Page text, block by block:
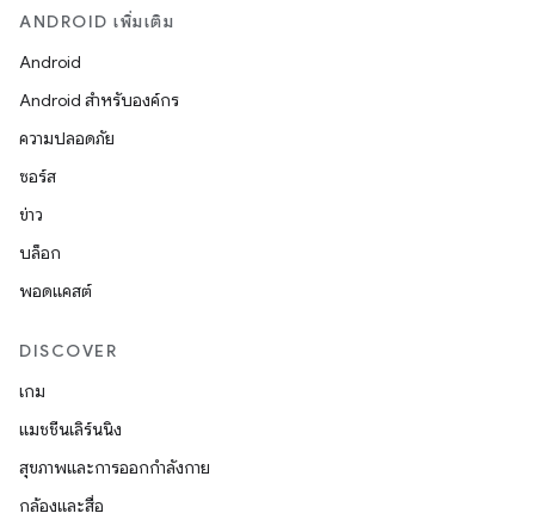
ANDROID เพิ่มเติม
Android
Android สำหรับองค์กร
ความปลอดภัย
ซอร์ส
ข่าว
บล็อก
พอดแคสต์
DISCOVER
เกม
แมชชีนเลิร์นนิง
สุขภาพและการออกกำลังกาย
กล้องและสื่อ